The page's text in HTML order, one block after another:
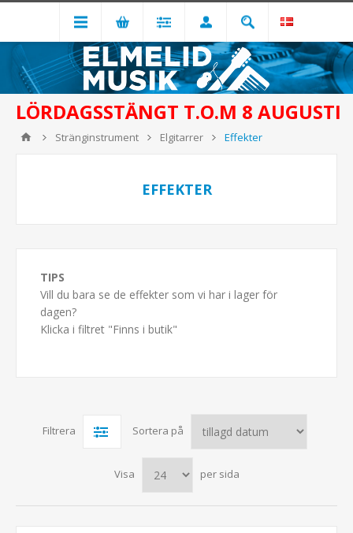
LÖRDAGSSTÄNGT T.O.M 8 AUGUSTI
Stränginstrument Elgitarrer Effekter
EFFEKTER
TIPS
Vill du bara se de effekter som vi har i lager för
dagen?
Klicka i filtret "Finns i butik"
Filtrera Sortera på
Visa per sida